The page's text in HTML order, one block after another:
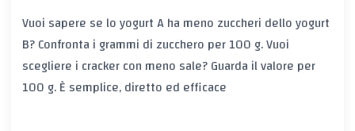
Vuoi sapere se lo yogurt A ha meno zuccheri dello yogurt
B? Confronta i grammi di zucchero per 100 g. Vuoi
scegliere i cracker con meno sale? Guarda il valore per
100 g. È semplice, diretto ed efficace